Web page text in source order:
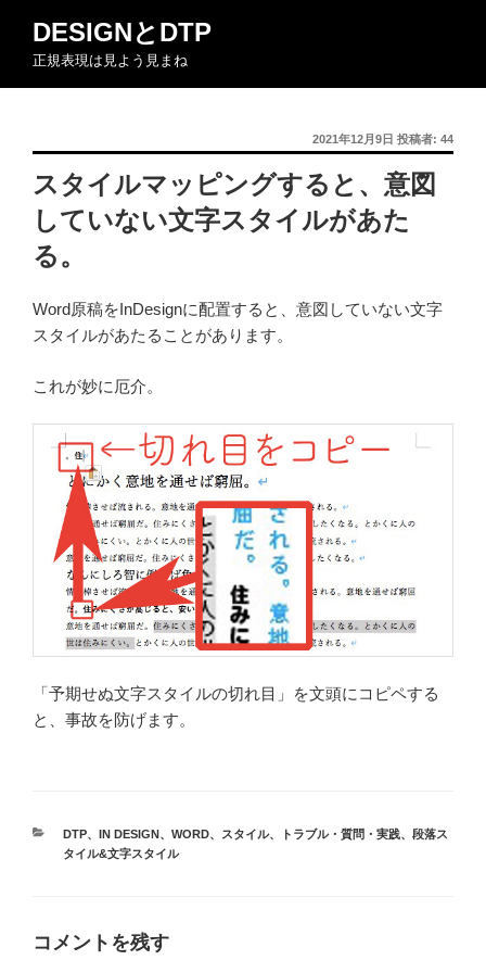
ン
DESIGNとDTP
正規表現は見よう見まね
投
稿
日:
2021年12月9日 投稿者: 44
スタイルマッピングすると、意図
していない文字スタイルがあた
る。
Word原稿をInDesignに配置すると、意図していない文字
スタイルがあたることがあります。
これが妙に厄介。
「予期せぬ文字スタイルの切れ目」を文頭にコピペする
と、事故を防げます。
カ
テ
DTP、 IN DESIGN、 WORD、 スタイル、 トラブル・質問・実践、 段落ス
タイル&文字スタイル
コメントを残す